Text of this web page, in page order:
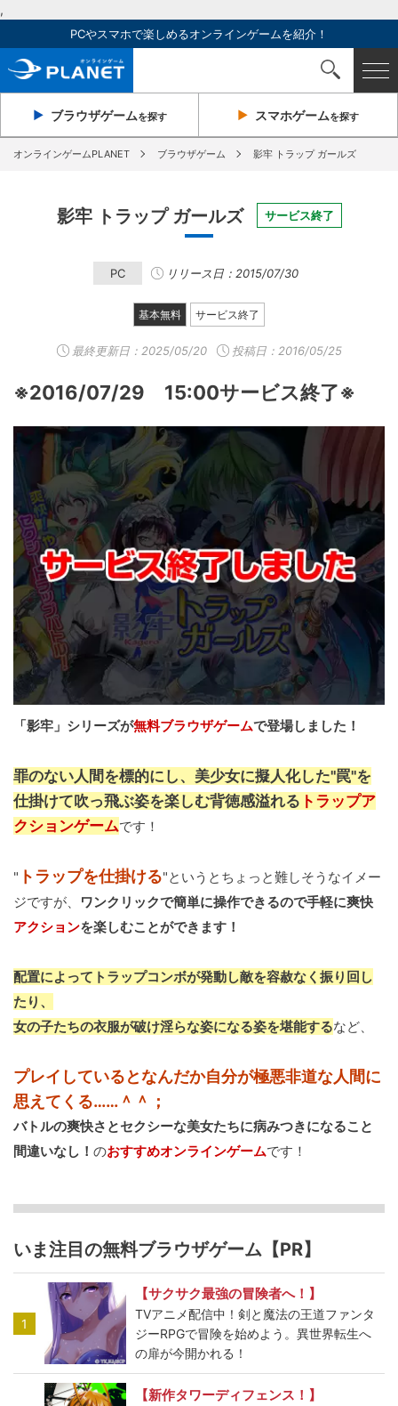
,
PCやスマホで楽しめるオンラインゲームを紹介！
ブラウザゲームを探す スマホゲームを探す
オンラインゲームPLANET ブラウザゲーム 影牢 トラップ ガールズ
影牢 トラップ ガールズ サービス終了
PC リリース日：2015/07/30
基本無料 サービス終了
最終更新日： 2025/05/20 投稿日：2016/05/25
※2016/07/29 15:00サービス終了※
「影牢」シリーズが無料ブラウザゲームで登場しました！
罪のない人間を標的にし、美少女に擬人化した"罠"を
仕掛けて吹っ飛ぶ姿を楽しむ背徳感溢れる トラップア
クションゲームです！
" トラップを仕掛ける"というとちょっと難しそうなイメー
ジですが、
ワンクリックで簡単に操作できるので手軽に爽快
アクションを楽しむことができます！
配置によってトラップコンボが発動し敵を容赦なく振り回し
たり、
女の子たちの衣服が破け淫らな姿になる姿を堪能するなど、
プレイしているとなんだか自分が極悪非道な人間に
思えてくる……＾＾；
バトルの爽快さとセクシーな美女たちに病みつきになること
間違いなし！ のおすすめオンラインゲームです！
いま注目の無料ブラウザゲーム【PR】
1
【サクサク最強の冒険者へ！】
TVアニメ配信中！剣と魔法の王道ファンタ
ジーRPGで冒険を始めよう。異世界転生へ
の扉が今開かれる！
【新作タワーディフェンス！】